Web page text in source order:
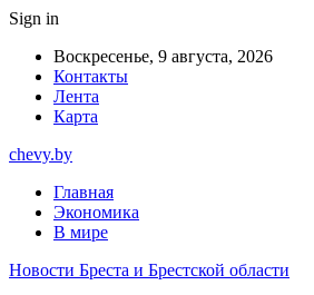
Sign in
Воскресенье, 9 августа, 2026
Контакты
Лента
Карта
chevy.by
Главная
Экономика
В мире
Новости Бреста и Брестской области